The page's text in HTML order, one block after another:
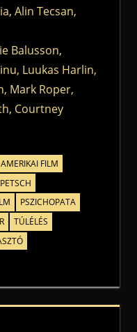
Alin Tecsan,
Balusson,
Luukas Harlin,
Mark Roper,
Courtney
AMERIKAI FILM
PSZICHOPATA
TÚLÉLÉS